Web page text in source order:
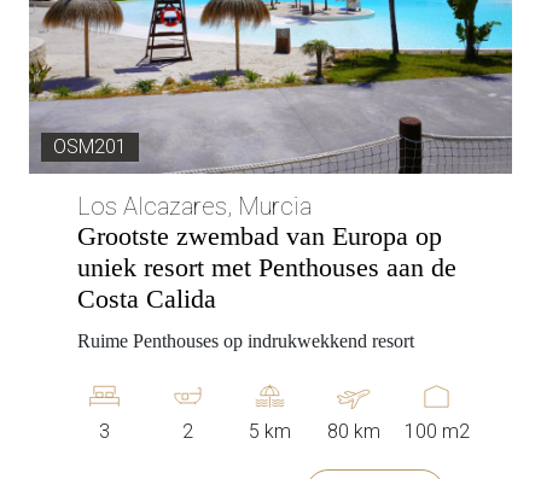
OSM201
Los Alcazares, Murcia
Grootste zwembad van Europa op
uniek resort met Penthouses aan de
Costa Calida
Ruime Penthouses op indrukwekkend resort
3 2 5 km 80 km 100 m2